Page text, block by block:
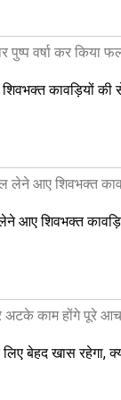
पुष्प वर्षा कर
कावड़ियों की
लेने आए शिवभक्त
आए शिवभक्त
अटके काम होंगे पूरे
बेहद खास रहेगा,